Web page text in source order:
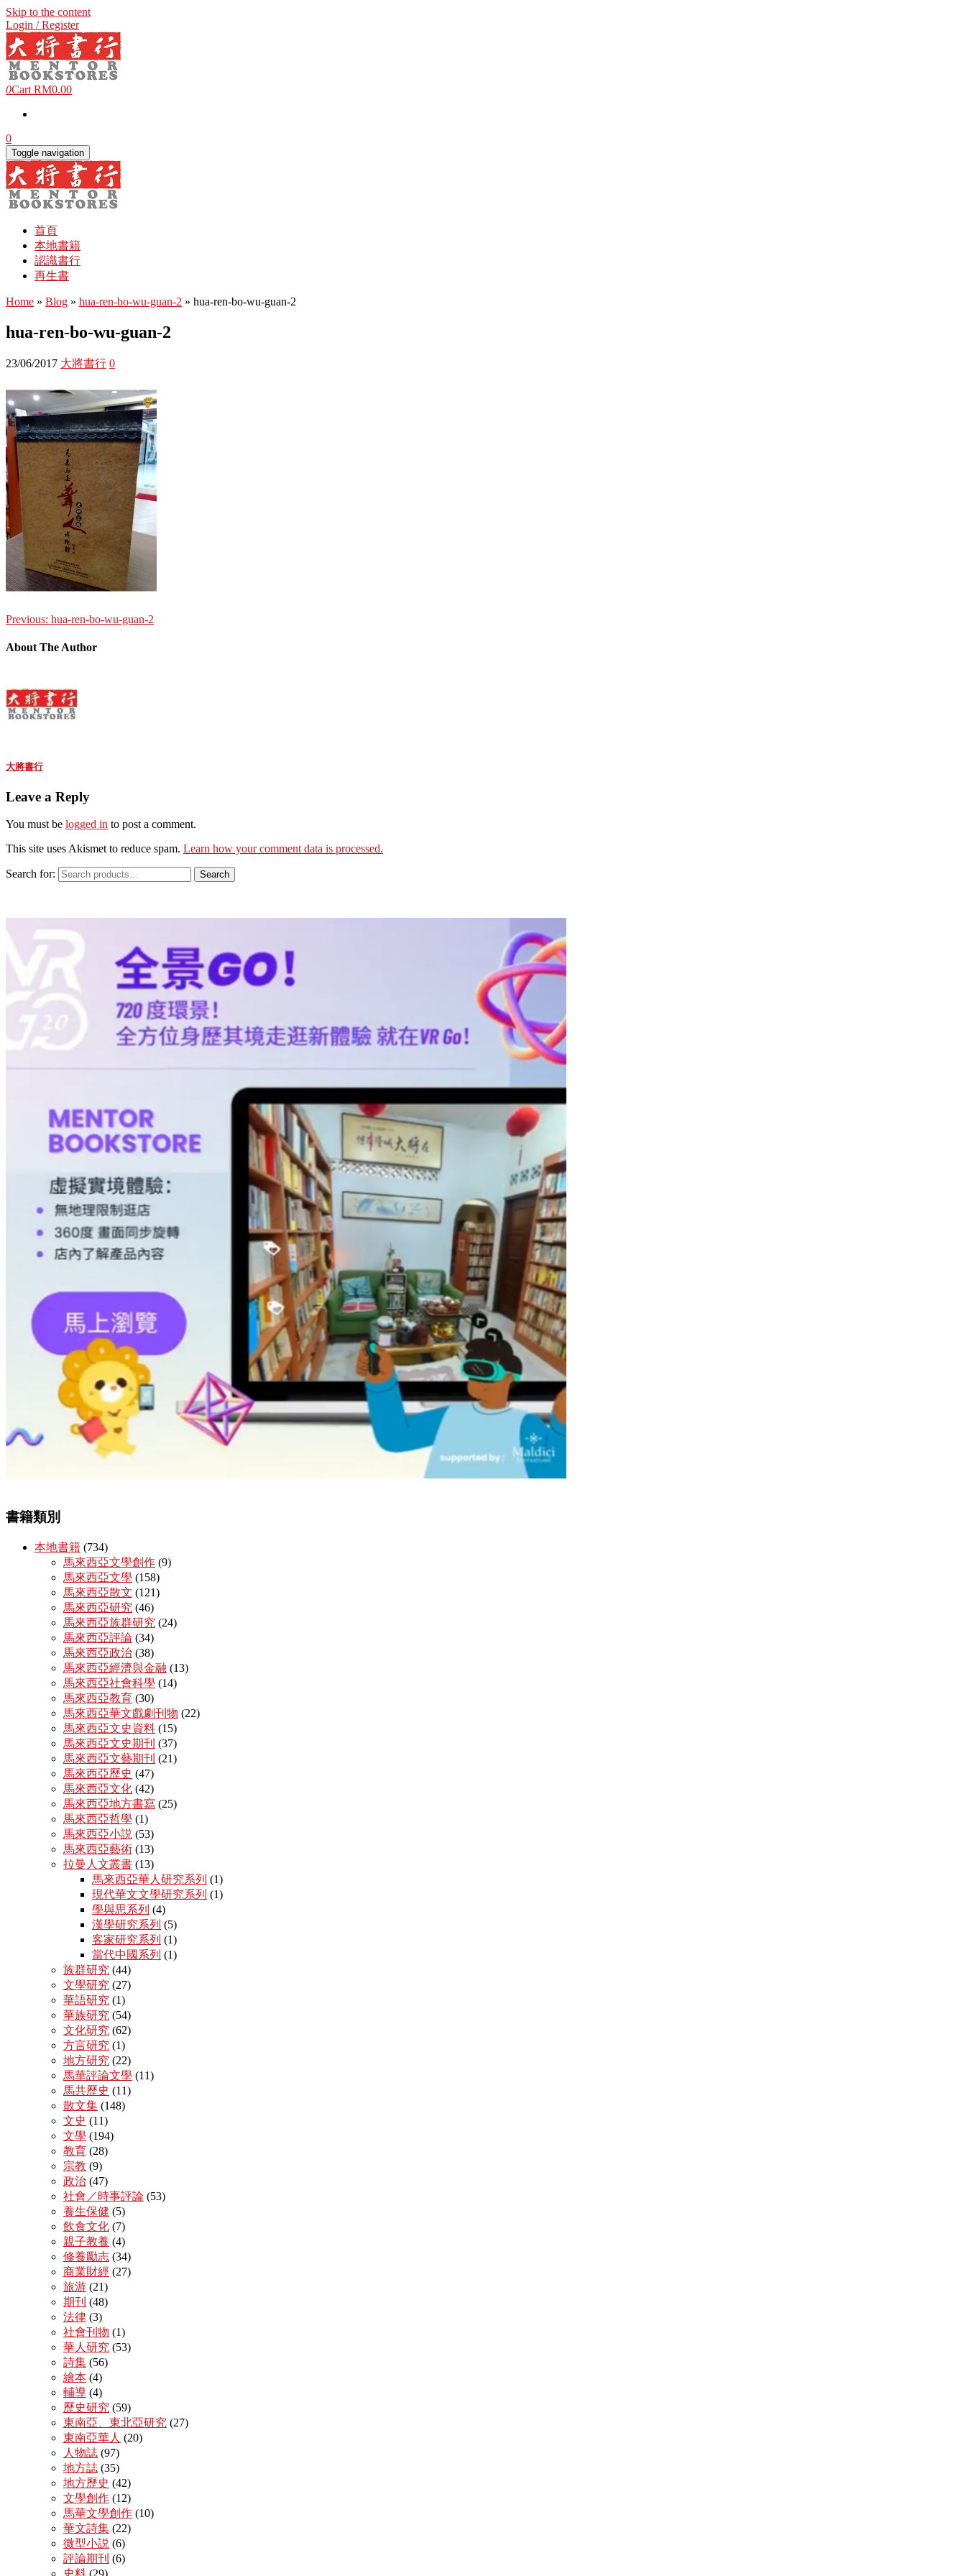
Skip to the content
Login / Register
0Cart RM0.00
0
Toggle navigation
首頁
本地書籍
認識書行
再生書
Home » Blog » hua-ren-bo-wu-guan-2 » hua-ren-bo-wu-guan-2
hua-ren-bo-wu-guan-2
23/06/2017 大將書行 0
Previous: hua-ren-bo-wu-guan-2
About The Author
大將書行
Leave a Reply
You must be logged in to post a comment.
This site uses Akismet to reduce spam. Learn how your comment data is processed.
Search for: Search
書籍類別
本地書籍 (734)
馬來西亞文學創作 (9)
馬來西亞文學 (158)
馬來西亞散文 (121)
馬來西亞研究 (46)
馬來西亞族群研究 (24)
馬來西亞評論 (34)
馬來西亞政治 (38)
馬來西亞經濟與金融 (13)
馬來西亞社會科學 (14)
馬來西亞教育 (30)
馬來西亞華文戲劇刊物 (22)
馬來西亞文史資料 (15)
馬來西亞文史期刊 (37)
馬來西亞文藝期刊 (21)
馬來西亞歷史 (47)
馬來西亞文化 (42)
馬來西亞地方書寫 (25)
馬來西亞哲學 (1)
馬來西亞小説 (53)
馬來西亞藝術 (13)
拉曼人文叢書 (13)
馬來西亞華人研究系列 (1)
現代華文文學研究系列 (1)
學與思系列 (4)
漢學研究系列 (5)
客家研究系列 (1)
當代中國系列 (1)
族群研究 (44)
文學研究 (27)
華語研究 (1)
華族研究 (54)
文化研究 (62)
方言研究 (1)
地方研究 (22)
馬華評論文學 (11)
馬共歷史 (11)
散文集 (148)
文史 (11)
文學 (194)
教育 (28)
宗教 (9)
政治 (47)
社會／時事評論 (53)
養生保健 (5)
飲食文化 (7)
親子教養 (4)
修養勵志 (34)
商業財經 (27)
旅游 (21)
期刊 (48)
法律 (3)
社會刊物 (1)
華人研究 (53)
詩集 (56)
繪本 (4)
輔導 (4)
歷史研究 (59)
東南亞、東北亞研究 (27)
東南亞華人 (20)
人物誌 (97)
地方誌 (35)
地方歷史 (42)
文學創作 (12)
馬華文學創作 (10)
華文詩集 (22)
微型小説 (6)
評論期刊 (6)
史料 (29)